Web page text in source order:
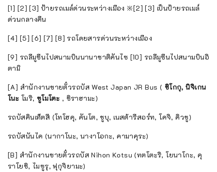
[1] [2] [3] ป้ายรถเมล์ด่วนระหว่างเมือง ※[2] [3] เป็นป้ายรถเมล์
ด่วนกลางคืน
[4] [5] [6] [7] [8] รถโดยสารด่วนระหว่างเมือง
[9] รถลีมูซีนไปสนามบินนานาชาติคันไซ [10] รถลีมูซีนไปสนามบินอิ
ตามิ
[A] สำนักงานขายตั๋วรถบัส West Japan JR Bus ( ชิโกกุ, นิจิเกน
โนะ โมริ, ซูโมโตะ , ชิราฮามะ)
รถบัสคินเท็ตสึ (โทโฮคุ, คันโต, ชูบุ, เนสต้ารีสอร์ท, โคจิ, คิวชู)
รถบัสนันไค (นากาโนะ, นางาโอกะ, คามาคุระ)
[B] สำนักงานขายตั๋วรถบัส Nihon Kotsu (ทตโตะริ, โยนาโกะ, คุ
ราโยชิ, ไมซูรุ, ฟุกุจิยามะ)